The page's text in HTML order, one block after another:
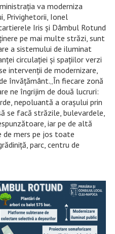
va moderniza
Privighetorii, Ionel
Iris și Dâmbul Rotund
pe mai multe străzi, sunt
a sistemului de iluminat
circulației și spațiilor verzi
intervenții de modernizare,
învățământ.„În fiecare zonă
ne îngrijim de două lucruri:
nepoluantă a orașului prin
facă străzile, bulevardele,
iar pe de altă
de mers pe jos toate
parc, centru de